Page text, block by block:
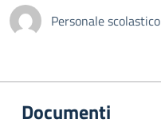
Personale scolastico
Documenti